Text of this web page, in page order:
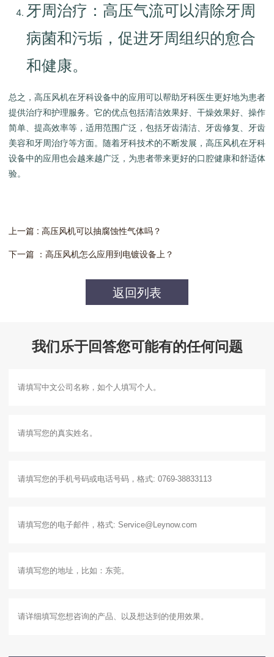
牙周治疗：高压气流可以清除牙周
病菌和污垢，促进牙周组织的愈合
和健康。
总之，高压风机在牙科设备中的应用可以帮助牙科医生更好地为患者
提供治疗和护理服务。它的优点包括清洁效果好、干燥效果好、操作
简单、提高效率等，适用范围广泛，包括牙齿清洁、牙齿修复、牙齿
美容和牙周治疗等方面。随着牙科技术的不断发展，高压风机在牙科
设备中的应用也会越来越广泛，为患者带来更好的口腔健康和舒适体
验。
上一篇 : 高压风机可以抽腐蚀性气体吗？
下一篇 ：高压风机怎么应用到电镀设备上？
返回列表
我们乐于回答您可能有的任何问题